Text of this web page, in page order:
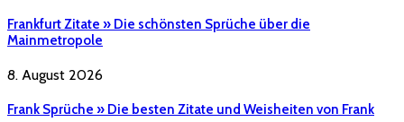
Frankfurt Zitate » Die schönsten Sprüche über die
Mainmetropole
8. August 2026
Frank Sprüche » Die besten Zitate und Weisheiten von Frank